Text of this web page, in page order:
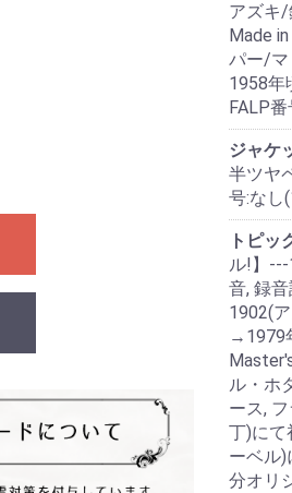
アズキ/
Made
パー/マ
1958年
FALP
ジャケ
半ツヤ
号:なし
トピッ
ル!】---
音, 録
1902(
→1979
ル・ホ
ース,
丁)に
ーベル)
分オリ